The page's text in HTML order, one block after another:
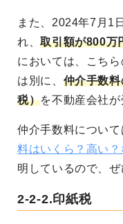
また、2024年7月1
れ、取引額が800万
においては、こち
は別に、 仲介手数
税）を不動産会社
仲介手数料について
料はいくら？高い？
明しているので、ぜ
2-2-2.印紙税